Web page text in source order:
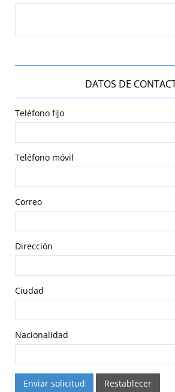
DATOS DE
Teléfono fijo
Teléfono móvil
Correo
Dirección
Ciudad
Nacionalidad
Enviar solicitud Restablecer